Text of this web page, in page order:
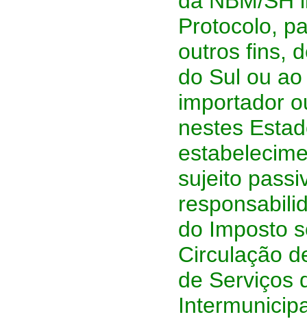
Protocolo,
outros fins,
do Sul ou
importador
nestes
sujeito
do Imposto
Circulação
de Serviços